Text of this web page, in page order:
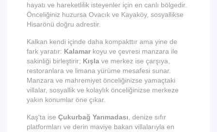
hayatı ve hareketlilik isteyenler için en canlı bölgedir.
Önceliğiniz huzursa Ovacık ve Kayaköy, sosyallikse
Hisarönü doğru adrestir.
Kalkan kendi içinde daha kompakttır ama yine de
fark yaratır: Kalamar koyu ve çevresi manzara ile
sakinliği birleştirir; Kışla ve merkez ise çarşıya,
restoranlara ve limana yürüme mesafesi sunar.
Manzara ve mahremiyet önceliğinizse yamaçtaki
villalar, sosyallik ve kolaylık önceliğinizse merkeze
yakın konumlar öne çıkar.
Kaş'ta ise Çukurbağ Yarımadası , denize sıfır
platformları ve derin maviye bakan villalarıyla en